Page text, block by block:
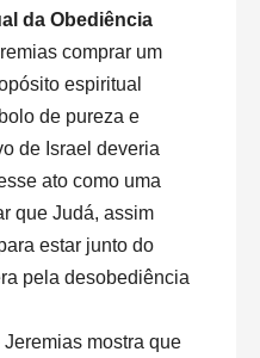
da Obediência
comprar um
espiritual
de pureza e
de Israel deveria
ato como uma
que Judá, assim
estar junto do
pela desobediência
mostra que